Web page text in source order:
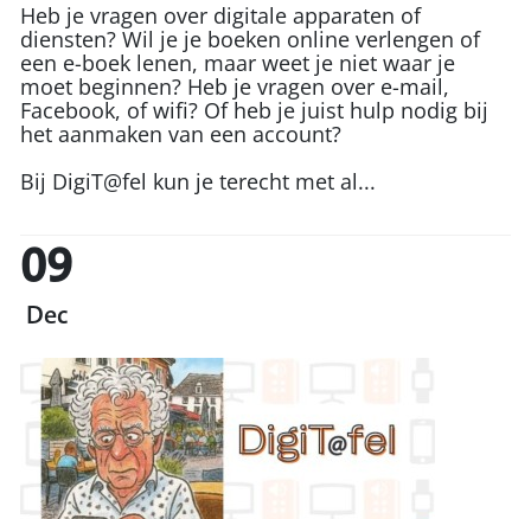
Heb je vragen over digitale apparaten of
diensten? Wil je je boeken online verlengen of
een e-boek lenen, maar weet je niet waar je
moet beginnen? Heb je vragen over e-mail,
Facebook, of wifi? Of heb je juist hulp nodig bij
het aanmaken van een account?
Bij DigiT@fel kun je terecht met al...
09
Dec